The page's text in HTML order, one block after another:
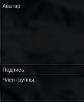
Аватар:
Подпись:
Член группы: